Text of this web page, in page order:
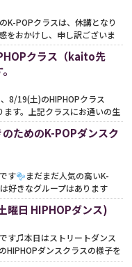
POPクラスは、休講となり
をおかけし、申し訳ございま
いたします
続きをみる
クラス（kaito先
8/19(土)のHIPHOPクラス
ます。上記クラスにお通いの生
ませ
どうぞよろしくお願い
ためのK-POPダンスク
す
まだまだ人気の高いK-
好きなグループはあります
、ダンススクールに通われ
曜日 HIPHOPダンス)
す♫本日はストリートダンス
HIPHOPダンスクラスの様子を
13:45-14:45 HIPH...続きをみ